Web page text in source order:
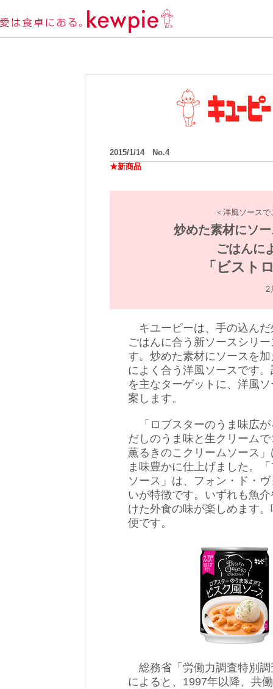
2015/1/14 No.4
★新商品
＜洋風ソース
炒めた素材にソ
ごはんに
「ビスト
2
キユーピーは、手の込んだ
ごはんに合う新ソースシリ
す。炒めた素材にソースを
によく合う洋風ソースです
を主なターゲットに、洋風
案します。
「ロブスターのうま味広が
だしのうま味と生クリーム
薫るきのこクリームソース
ま味豊かに仕上げました。
ソース」は、フォン・ド・
いが特徴です。いずれも魚
けた外食の味が楽しめます
便です。
総務省「労働力調査特別調
によると、1997年以降、共